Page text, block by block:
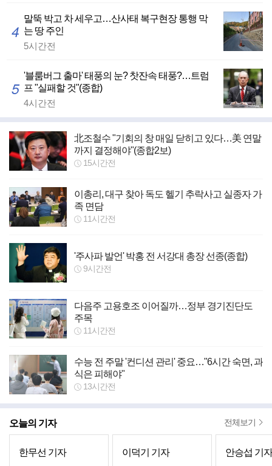
4
말뚝 박고 차 세우고…산사태 복구현장 통행 막
는 땅 주인
5시간전
5
'블룸버그 출마' 태풍의 눈? 찻잔속 태풍?…트럼
프 "실패할 것"(종합)
4시간전
北조철수 "기회의 창 매일 닫히고 있다…美 연말
까지 결정해야"(종합2보)
15시간전
이총리, 대구 찾아 독도 헬기 추락사고 실종자 가
족 면담
11시간전
'주사파 발언' 박홍 전 서강대 총장 선종(종합)
9시간전
다음주 고용호조 이어질까…정부 경기진단도
주목
11시간전
수능 전 주말 '컨디션 관리' 중요…"6시간 숙면, 과
식은 피해야"
13시간전
오늘의 기자 전체보기
한무선 기자 이덕기 기자 안승섭 기자